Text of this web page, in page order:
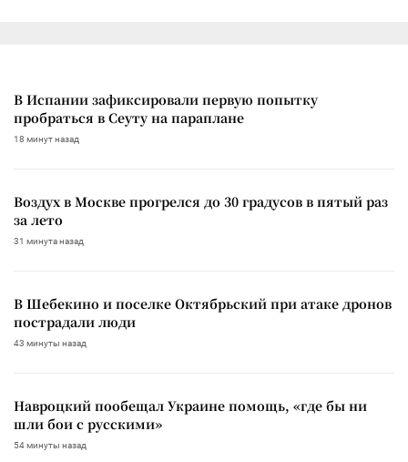
В Испании зафиксировали первую попытку
пробраться в Сеуту на параплане
18 минут назад
Воздух в Москве прогрелся до 30 градусов в пятый раз
за лето
31 минута назад
В Шебекино и поселке Октябрьский при атаке дронов
пострадали люди
43 минуты назад
Навроцкий пообещал Украине помощь, «где бы ни
шли бои с русскими»
54 минуты назад